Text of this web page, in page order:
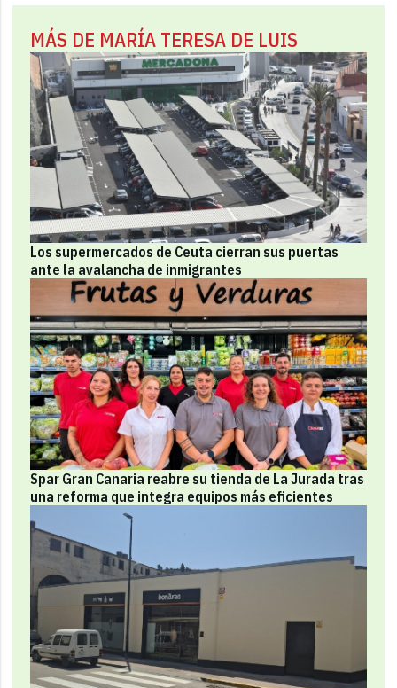
MÁS DE MARÍA TERESA DE LUIS
Los supermercados de Ceuta cierran sus puertas
ante la avalancha de inmigrantes
Spar Gran Canaria reabre su tienda de La Jurada tras
una reforma que integra equipos más eficientes